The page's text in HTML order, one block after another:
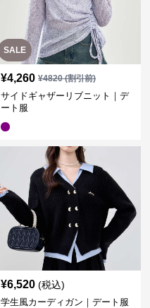
SALE
¥4,260 ¥4820(割引前)
サイドギャザーリブニット｜デ
ート服
¥6,520 (税込)
学生風カーディガン｜デート服